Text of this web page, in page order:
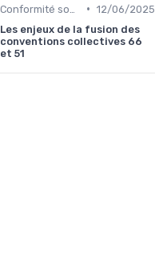
• 12/06/2025
Les enjeux de la fusion des
conventions collectives 66
et 51